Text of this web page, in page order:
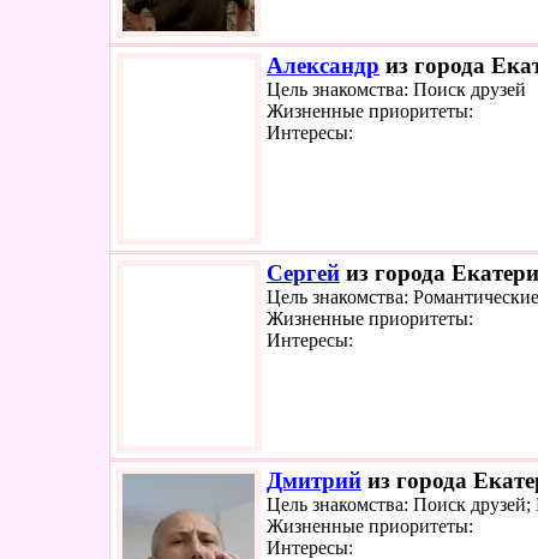
Александр из города
Цель знакомства: Поиск друзей
Жизненные приоритеты:
Интересы:
Сергей из города
Цель знакомства:
Жизненные приоритеты:
Интересы:
Дмитрий из города
Цель знакомства: Поиск
Жизненные приоритеты:
Интересы: